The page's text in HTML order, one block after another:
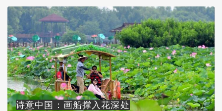
诗意中国：画船撑入花深处